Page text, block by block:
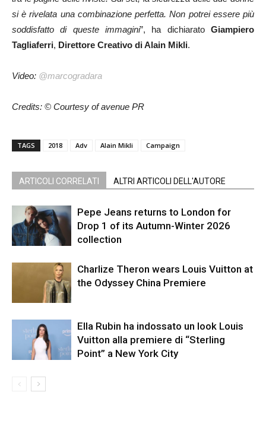
si è rivelata una combinazione perfetta. Non potrei essere più
soddisfatto di queste immagini”, ha dichiarato Giampiero
Tagliaferri, Direttore Creativo di Alain Mikli.
Video: @marcogradara
Credits: © Courtesy of avenue PR
TAGS 2018 Adv Alain Mikli Campaign
ARTICOLI CORRELATI ALTRI ARTICOLI DELL'AUTORE
Pepe Jeans returns to London for
Drop 1 of its Autumn-Winter 2026
collection
Charlize Theron wears Louis Vuitton at
the Odyssey China Premiere
Ella Rubin ha indossato un look Louis
Vuitton alla premiere di “Sterling
Point” a New York City